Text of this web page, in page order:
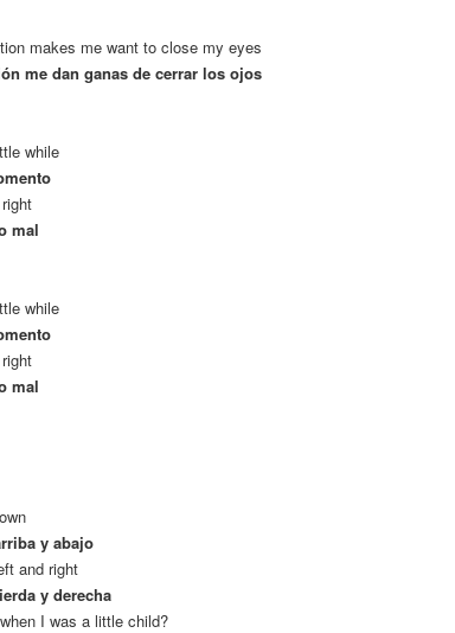
makes me want to close my eyes
me dan ganas de cerrar los ojos
while
mal
while
mal
y abajo
and right
y derecha
I was a little child?